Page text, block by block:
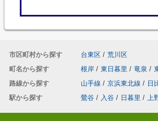
市区町村から探す 台東区 / 荒川区
町名から探す
根岸 / 東日暮里 / 竜泉 /
路線から探す
山手線 / 京浜東北線 / 日
駅から探す
鶯谷 / 入谷 / 日暮里 / 上